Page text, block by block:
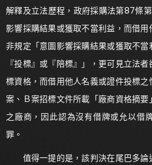
解釋及立法歷程，政府採購法第87條
影響採購結果或獲取不當利益，而借
非規定「意圖影響採購結果或獲取不
『投標』或『陪標』」，更可見立法
標資格，而借用他人名義或證件投標
案、Ｂ案招標文件所載「廠商資格摘
之廠商，因此認為沒有借牌或允以借
罪。
值得一提的是，該判決在尾巴多論